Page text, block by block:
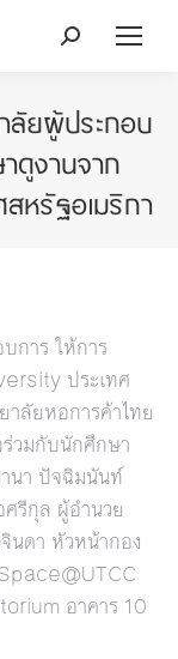
Search:
ลัยผู้ประกอบ
ดูงานจาก
สหรัฐอเมริกา
การ ให้การ
ประเทศ
าลัยหอการค้าไทย
ร่วมกับนักศึกษา
นา ปัจฉิมนันท์
รีกุล ผู้อำนวย
นดา หัวหน้ากอง
อาคาร 10